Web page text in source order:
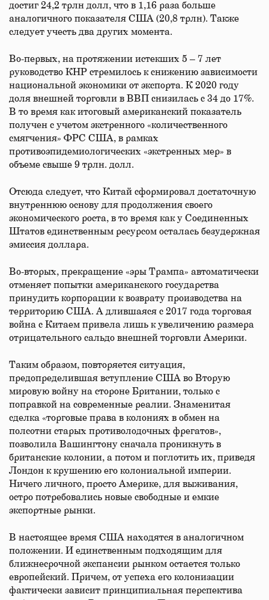
достиг 24,2 трлн долл, что в 1,16 раза больше
аналогичного показателя США (20,8 трлн). Также
следует учесть два других момента.
Во-первых, на протяжении истекших 5 – 7 лет
руководство КНР стремилось к снижению зависимости
национальной экономики от экспорта. К 2020 году
доля внешней торговли в ВВП снизилась с 34 до 17%.
В то время как итоговый американский показатель
получен с учетом экстренного «количественного
смягчения» ФРС США, в рамках
противоэпидемиологических «экстренных мер» в
объеме свыше 9 трлн. долл.
Отсюда следует, что Китай сформировал достаточную
внутреннюю основу для продолжения своего
экономического роста, в то время как у Соединенных
Штатов единственным ресурсом осталась безудержная
эмиссия доллара.
Во-вторых, прекращение «эры Трампа» автоматически
отменяет попытки американского государства
принудить корпорации к возврату производства на
территорию США. А длившаяся с 2017 года торговая
война с Китаем привела лишь к увеличению размера
отрицательного сальдо внешней торговли Америки.
Таким образом, повторяется ситуация,
предопределившая вступление США во Вторую
мировую войну на стороне Британии, только с
поправкой на современные реалии. Знаменитая
сделка «торговые права в колониях в обмен на
полсотни старых противолодочных фрегатов»,
позволила Вашингтону сначала проникнуть в
британские колонии, а потом и поглотить их, приведя
Лондон к крушению его колониальной империи.
Ничего личного, просто Америке, для выживания,
остро потребовались новые свободные и емкие
экспортные рынки.
В настоящее время США находятся в аналогичном
положении. И единственным подходящим для
ближнесрочной экспансии рынком остается только
европейский. Причем, от успеха его колонизации
фактически зависит принципиальная перспектива